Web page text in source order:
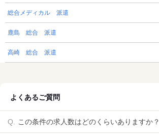
総合メディカル 派遣
鹿島 総合 派遣
高崎 総合 派遣
よくあるご質問
この条件の求人数はどのくらいありますか？